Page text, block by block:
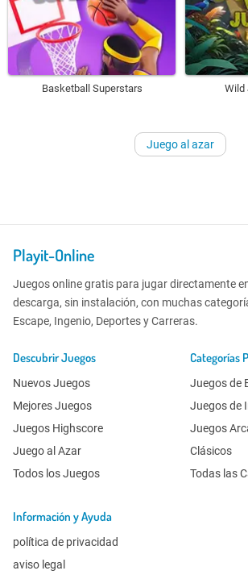
Basketball Superstars Wild
Juego al azar
Playit-Online
Juegos online gratis para jugar directamente
descarga, sin instalación, con muchas
Escape, Ingenio, Deportes y Carreras.
Descubrir Juegos
Nuevos Juegos
Mejores Juegos
Juegos Highscore
Juego al Azar
Todos los Juegos
Categorías
Juegos de
Juegos de
Juegos
Clásicos
Todas las
Información y Ayuda
política de privacidad
aviso legal